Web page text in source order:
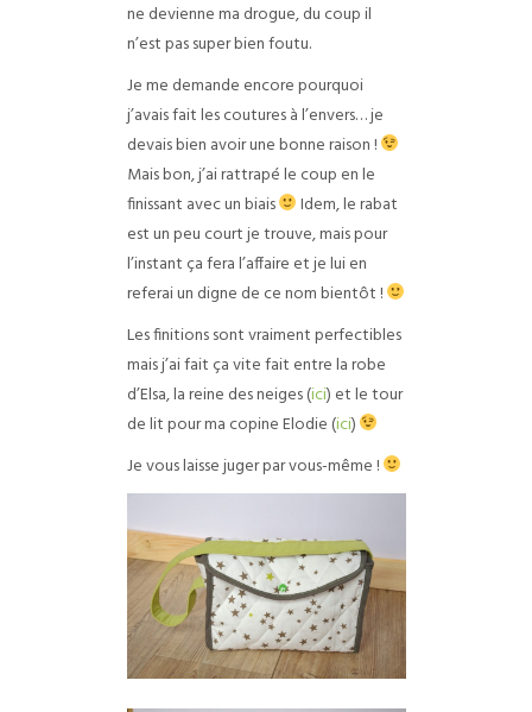
ne devienne ma drogue, du coup il
n’est pas super bien foutu.
Je me demande encore pourquoi
j’avais fait les coutures à l’envers… je
devais bien avoir une bonne raison !
Mais bon, j’ai rattrapé le coup en le
finissant avec un biais
Idem, le rabat
est un peu court je trouve, mais pour
l’instant ça fera l’affaire et je lui en
referai un digne de ce nom bientôt !
Les finitions sont vraiment perfectibles
mais j’ai fait ça vite fait entre la robe
d’Elsa, la reine des neiges (ici) et le tour
de lit pour ma copine Elodie (ici)
Je vous laisse juger par vous-même !